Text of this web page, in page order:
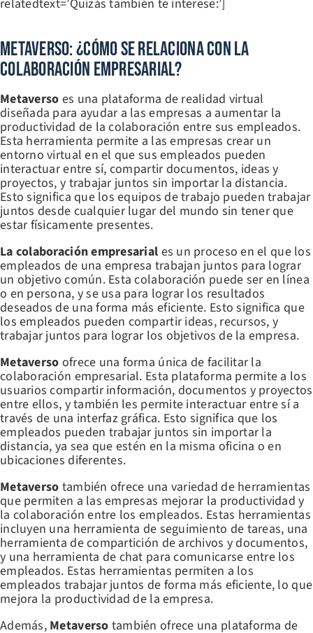
relatedtext=’Quizás también te interese:’]
Metaverso: ¿Cómo Se Relaciona Con La
Colaboración Empresarial?
Metaverso es una plataforma de realidad virtual
diseñada para ayudar a las empresas a aumentar la
productividad de la colaboración entre sus empleados.
Esta herramienta permite a las empresas crear un
entorno virtual en el que sus empleados pueden
interactuar entre sí, compartir documentos, ideas y
proyectos, y trabajar juntos sin importar la distancia.
Esto significa que los equipos de trabajo pueden trabajar
juntos desde cualquier lugar del mundo sin tener que
estar físicamente presentes.
La colaboración empresarial es un proceso en el que los
empleados de una empresa trabajan juntos para lograr
un objetivo común. Esta colaboración puede ser en línea
o en persona, y se usa para lograr los resultados
deseados de una forma más eficiente. Esto significa que
los empleados pueden compartir ideas, recursos, y
trabajar juntos para lograr los objetivos de la empresa.
Metaverso ofrece una forma única de facilitar la
colaboración empresarial. Esta plataforma permite a los
usuarios compartir información, documentos y proyectos
entre ellos, y también les permite interactuar entre sí a
través de una interfaz gráfica. Esto significa que los
empleados pueden trabajar juntos sin importar la
distancia, ya sea que estén en la misma oficina o en
ubicaciones diferentes.
Metaverso también ofrece una variedad de herramientas
que permiten a las empresas mejorar la productividad y
la colaboración entre los empleados. Estas herramientas
incluyen una herramienta de seguimiento de tareas, una
herramienta de compartición de archivos y documentos,
y una herramienta de chat para comunicarse entre los
empleados. Estas herramientas permiten a los
empleados trabajar juntos de forma más eficiente, lo que
mejora la productividad de la empresa.
Además, Metaverso también ofrece una plataforma de